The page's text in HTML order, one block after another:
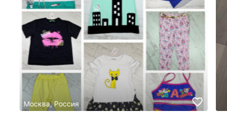
Москва, Россия